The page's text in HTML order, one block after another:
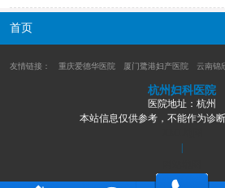
首页
友情链接： 重庆爱德华医院 厦门鹭港妇产医院 云南锦
杭州妇科医院
医院地址：杭州
本站信息仅供参考，不能作为诊